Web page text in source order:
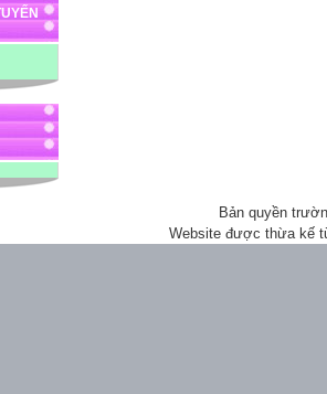
Bản quyền
Website được thừa kế